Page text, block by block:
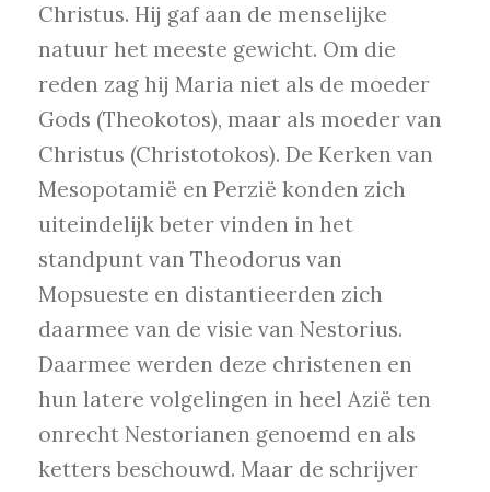
Christus. Hij gaf aan de menselijke
natuur het meeste gewicht. Om die
reden zag hij Maria niet als de moeder
Gods (Theokotos), maar als moeder van
Christus (Christotokos). De Kerken van
Mesopotamië en Perzië konden zich
uiteindelijk beter vinden in het
standpunt van Theodorus van
Mopsueste en distantieerden zich
daarmee van de visie van Nestorius.
Daarmee werden deze christenen en
hun latere volgelingen in heel Azië ten
onrecht Nestorianen genoemd en als
ketters beschouwd. Maar de schrijver